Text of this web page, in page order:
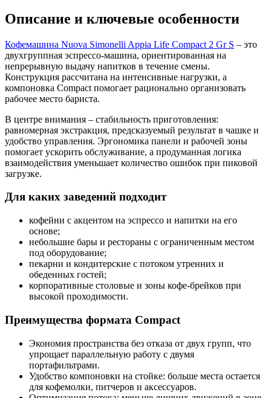
Описание и ключевые особенности
Кофемашина Nuova Simonelli Appia Life Compact 2 Gr S – это
двухгруппная эспрессо-машина, ориентированная на
непрерывную выдачу напитков в течение смены.
Конструкция рассчитана на интенсивные нагрузки, а
компоновка Compact помогает рационально организовать
рабочее место бариста.
В центре внимания – стабильность приготовления:
равномерная экстракция, предсказуемый результат в чашке и
удобство управления. Эргономика панели и рабочей зоны
помогает ускорить обслуживание, а продуманная логика
взаимодействия уменьшает количество ошибок при пиковой
загрузке.
Для каких заведений подходит
кофейни с акцентом на эспрессо и напитки на его
основе;
небольшие бары и рестораны с ограниченным местом
под оборудование;
пекарни и кондитерские с потоком утренних и
обеденных гостей;
корпоративные столовые и зоны кофе-брейков при
высокой проходимости.
Преимущества формата Compact
Экономия пространства без отказа от двух групп, что
упрощает параллельную работу с двумя
портафильтрами.
Удобство компоновки на стойке: больше места остается
для кофемолки, питчеров и аксессуаров.